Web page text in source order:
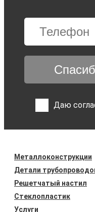
Даю
Металлоконструкции
Детали
Решетчатый настил
Стеклопластик
Услуги